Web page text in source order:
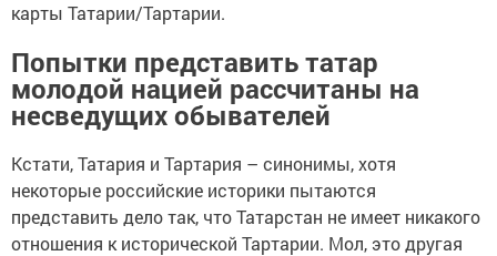
карты Татарии/Тартарии.
Попытки представить татар
молодой нацией рассчитаны на
несведущих обывателей
Кстати, Татария и Тартария – синонимы, хотя
некоторые российские историки пытаются
представить дело так, что Татарстан не имеет никакого
отношения к исторической Тартарии. Мол, это другая